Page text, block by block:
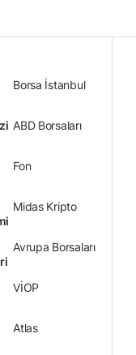
Borsa İstanbul
ABD Borsaları
Fon
Midas Kripto
Avrupa Borsaları
VİOP
Atlas